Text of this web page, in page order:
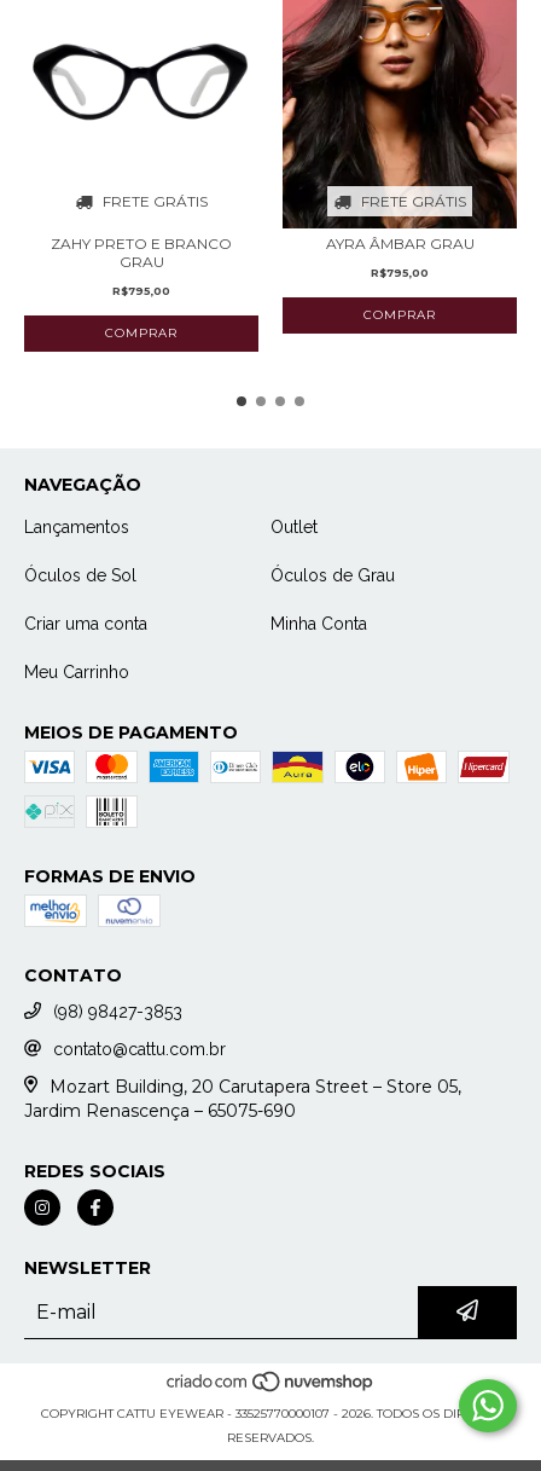
FRETE GRÁTIS
ZAHY PRETO E BRANCO
GRAU
R$795,00
FRETE GRÁTIS
AYRA ÂMBAR GRAU
R$795,00
NAVEGAÇÃO
Lançamentos Outlet
Óculos de Sol Óculos de Grau
Criar uma conta Minha Conta
Meu Carrinho
MEIOS DE PAGAMENTO
FORMAS DE ENVIO
CONTATO
(98) 98427-3853
contato@cattu.com.br
Mozart Building, 20 Carutapera Street – Store 05,
Jardim Renascença – 65075-690
REDES SOCIAIS
NEWSLETTER
COPYRIGHT CATTU EYEWEAR - 33525770000107 - 2026. TODOS OS DIREITOS
RESERVADOS.